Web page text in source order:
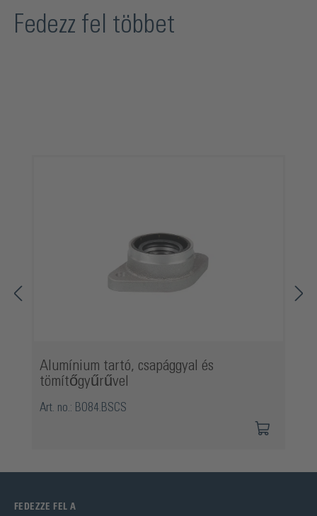
Fedezz fel többet
Alumínium tartó, csapággyal és
tömítőgyűrűvel
Art. no.: BO84.BSCS
FEDEZZE FEL A